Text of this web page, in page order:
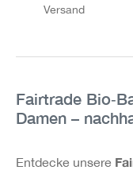
Versand
Fairtrade
Damen –
Entdecke unsere